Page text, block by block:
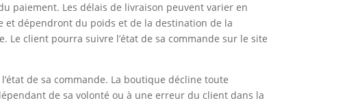
paiement. Les délais de livraison peuvent varier en
et dépendront du poids et de la destination de la
client pourra suivre l’état de sa commande sur le site
de sa commande. La boutique décline toute
de sa volonté ou à une erreur du client dans la